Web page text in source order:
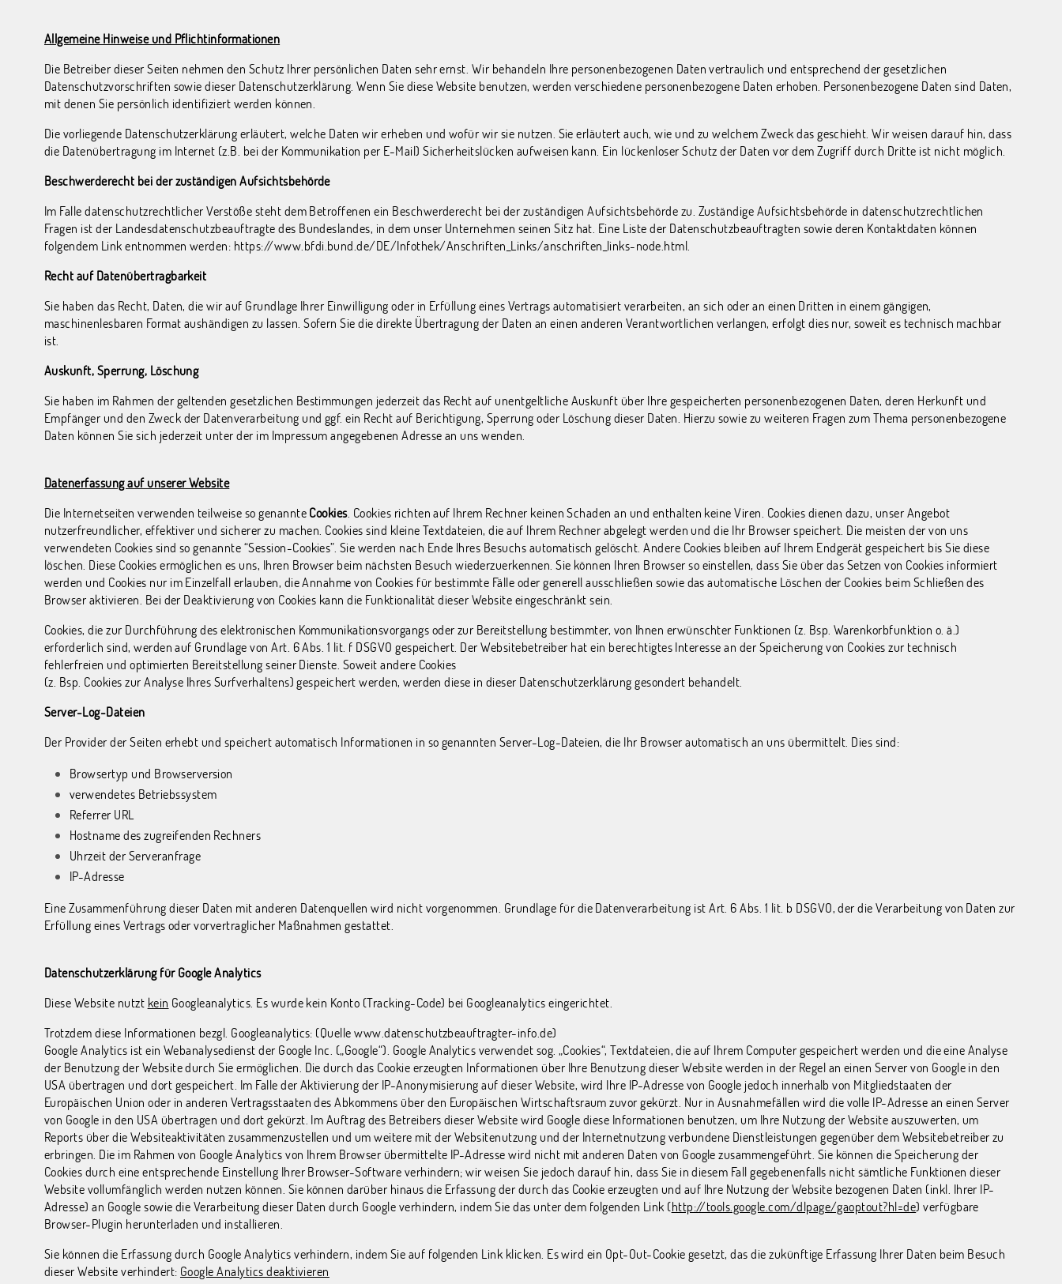
Allgemeine Hinweise und Pflichtinformationen
Die Betreiber dieser Seiten nehmen den Schutz Ihrer persönlichen Daten sehr ernst. Wir behandeln Ihre personenbezogenen Daten vertraulich und entsprechend der gesetzlichen
Datenschutzvorschriften sowie dieser Datenschutzerklärung. Wenn Sie diese Website benutzen, werden verschiedene personenbezogene Daten erhoben. Personenbezogene Daten sind Daten,
mit denen Sie persönlich identifiziert werden können.
Die vorliegende Datenschutzerklärung erläutert, welche Daten wir erheben und wofür wir sie nutzen. Sie erläutert auch, wie und zu welchem Zweck das geschieht. Wir weisen darauf hin, dass
die Datenübertragung im Internet (z.B. bei der Kommunikation per E-Mail) Sicherheitslücken aufweisen kann. Ein lückenloser Schutz der Daten vor dem Zugriff durch Dritte ist nicht möglich.
Beschwerderecht bei der zuständigen Aufsichtsbehörde
Im Falle datenschutzrechtlicher Verstöße steht dem Betroffenen ein Beschwerderecht bei der zuständigen Aufsichtsbehörde zu. Zuständige Aufsichtsbehörde in datenschutzrechtlichen
Fragen ist der Landesdatenschutzbeauftragte des Bundeslandes, in dem unser Unternehmen seinen Sitz hat. Eine Liste der Datenschutzbeauftragten sowie deren Kontaktdaten können
folgendem Link entnommen werden: https://www.bfdi.bund.de/DE/Infothek/Anschriften_Links/anschriften_links-node.html
Recht auf Datenübertragbarkeit
Sie haben das Recht, Daten, die wir auf Grundlage Ihrer Einwilligung oder in Erfüllung eines Vertrags automatisiert verarbeiten, an sich oder an einen Dritten in einem gängigen,
maschinenlesbaren Format aushändigen zu lassen. Sofern Sie die direkte Übertragung der Daten an einen anderen Verantwortlichen verlangen, erfolgt dies nur, soweit es technisch machbar
ist.
Auskunft, Sperrung, Löschung
Sie haben im Rahmen der geltenden gesetzlichen Bestimmungen jederzeit das Recht auf unentgeltliche Auskunft über Ihre gespeicherten personenbezogenen Daten, deren Herkunft und
Empfänger und den Zweck der Datenverarbeitung und ggf. ein Recht auf Berichtigung, Sperrung oder Löschung dieser Daten. Hierzu sowie zu weiteren Fragen zum Thema personenbezogene
Daten können Sie sich jederzeit unter der im Impressum angegebenen Adresse an uns wenden.
Datenerfassung auf unserer Website
Die Internetseiten verwenden teilweise so genannteCookies. Cookies richten auf Ihrem Rechner keinen Schaden an und enthalten keine Viren. Cookies dienen dazu, unser Angebot
nutzerfreundlicher, effektiver und sicherer zu machen. Cookies sind kleine Textdateien, die auf Ihrem Rechner abgelegt werden und die Ihr Browser speichert. Die meisten der von uns
verwendeten Cookies sind so genannte “Session-Cookies”. Sie werden nach Ende Ihres Besuchs automatisch gelöscht. Andere Cookies bleiben auf Ihrem Endgerät gespeichert bis Sie diese
löschen. Diese Cookies ermöglichen es uns, Ihren Browser beim nächsten Besuch wiederzuerkennen. Sie können Ihren Browser so einstellen, dass Sie über das Setzen von Cookies informiert
werden und Cookies nur im Einzelfall erlauben, die Annahme von Cookies für bestimmte Fälle oder generell ausschließen sowie das automatische Löschen der Cookies beim Schließen des
Browser aktivieren. Bei der Deaktivierung von Cookies kann die Funktionalität dieser Website eingeschränkt sein.
Cookies, die zur Durchführung des elektronischen Kommunikationsvorgangs oder zur Bereitstellung bestimmter, von Ihnen erwünschter Funktionen (z. Bsp. Warenkorbfunktion o. ä.)
erforderlich sind, werden auf Grundlage von Art. 6 Abs. 1 lit. f DSGVO gespeichert. Der Websitebetreiber hat ein berechtigtes Interesse an der Speicherung von Cookies zur technisch
fehlerfreien und optimierten Bereitstellung seiner Dienste. Soweit andere Cookies
(z. Bsp. Cookies zur Analyse Ihres Surfverhaltens) gespeichert werden, werden diese in dieser Datenschutzerklärung gesondert behandelt.
Server-Log-Dateien
Der Provider der Seiten erhebt und speichert automatisch Informationen in so genannten Server-Log-Dateien, die Ihr Browser automatisch an uns übermittelt. Dies sind:
Browsertyp und Browserversion
verwendetes Betriebssystem
Referrer URL
Hostname des zugreifenden Rechners
Uhrzeit der Serveranfrage
IP-Adresse
Eine Zusammenführung dieser Daten mit anderen Datenquellen wird nicht vorgenommen. Grundlage für die Datenverarbeitung ist Art. 6 Abs. 1 lit. b DSGVO, der die Verarbeitung von Daten zur
Erfüllung eines Vertrags oder vorvertraglicher Maßnahmen gestattet.
Datenschutzerklärung für Google Analytics
Diese Website nutzt kein Googleanalytics. Es wurde kein Konto (Tracking-Code) bei Googleanalytics eingerichtet.
Trotzdem diese Informationen bezgl. Googleanalytics: (Quellewww.datenschutzbeauftragter-info.de)
Google Analytics ist ein Webanalysedienst der Google Inc. („Google“). Google Analytics verwendet sog. „Cookies“, Textdateien, die auf Ihrem Computer gespeichert werden und die eine Analyse
der Benutzung der Website durch Sie ermöglichen. Die durch das Cookie erzeugten Informationen über Ihre Benutzung dieser Website werden in der Regel an einen Server von Google in den
USA übertragen und dort gespeichert. Im Falle der Aktivierung der IP-Anonymisierung auf dieser Website, wird Ihre IP-Adresse von Google jedoch innerhalb von Mitgliedstaaten der
Europäischen Union oder in anderen Vertragsstaaten des Abkommens über den Europäischen Wirtschaftsraum zuvor gekürzt. Nur in Ausnahmefällen wird die volle IP-Adresse an einen Server
von Google in den USA übertragen und dort gekürzt. Im Auftrag des Betreibers dieser Website wird Google diese Informationen benutzen, um Ihre Nutzung der Website auszuwerten, um
Reports über die Websiteaktivitäten zusammenzustellen und um weitere mit der Websitenutzung und der Internetnutzung verbundene Dienstleistungen gegenüber dem Websitebetreiber zu
erbringen. Die im Rahmen von Google Analytics von Ihrem Browser übermittelte IP-Adresse wird nicht mit anderen Daten von Google zusammengeführt. Sie können die Speicherung der
Cookies durch eine entsprechende Einstellung Ihrer Browser-Software verhindern; wir weisen Sie jedoch darauf hin, dass Sie in diesem Fall gegebenenfalls nicht sämtliche Funktionen dieser
Website vollumfänglich werden nutzen können. Sie können darüber hinaus die Erfassung der durch das Cookie erzeugten und auf Ihre Nutzung der Website bezogenen Daten (inkl. Ihrer IP-
Adresse) an Google sowie die Verarbeitung dieser Daten durch Google verhindern, indem Sie das unter dem folgenden Link (http://tools.google.com/dlpage/gaoptout?hl=de) verfügbare
Browser-Plugin herunterladen und installieren.
Sie können die Erfassung durch Google Analytics verhindern, indem Sie auf folgenden Link klicken. Es wird ein Opt-Out-Cookie gesetzt, das die zukünftige Erfassung Ihrer Daten beim Besuch
dieser Website verhindert: Google Analytics deaktivieren